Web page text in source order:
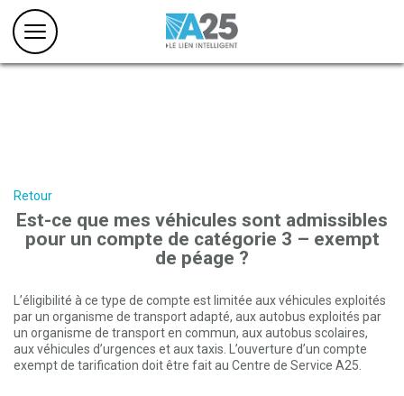
Retour
Est-ce que mes véhicules sont admissibles
pour un compte de catégorie 3 – exempt
de péage ?
L’éligibilité à ce type de compte est limitée aux véhicules exploités
par un organisme de transport adapté, aux autobus exploités par
un organisme de transport en commun, aux autobus scolaires,
aux véhicules d’urgences et aux taxis. L’ouverture d’un compte
exempt de tarification doit être fait au Centre de Service A25.